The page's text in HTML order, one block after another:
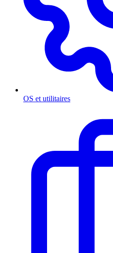
OS et utilitaires